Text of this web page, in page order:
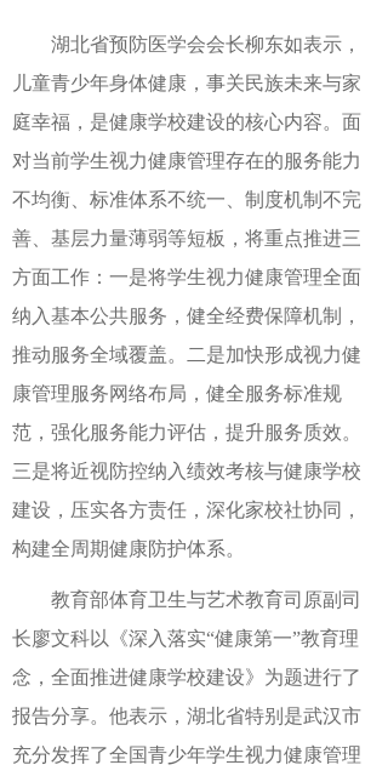
湖北省预防医学会会长柳东如表示，
儿童青少年身体健康，事关民族未来与家
庭幸福，是健康学校建设的核心内容。面
对当前学生视力健康管理存在的服务能力
不均衡、 标准体系不统一、 制度机制不完
善、 基层力量薄弱等短板 ， 将重点推进三
方面工作 ： 一是将学生视力健康管理全面
纳入基本公共服务，健全经费保障机制
，
推动服务全域覆盖。二是加快形成视力健
康管理服务网络布局 ，健全服务标准规
范，强化服务能力评估，提升服务质效。
三是将近视防控纳入绩效考核与健康学校
建设，压实各方责任， 深化家校社协同，
构建全周期健康防护体系。
教育部体育卫生与艺术教育司 原副司
长廖文科以《深入落实“健康第一”教育理
念，全面推进健康学校建设》为题进行了
报告分享。他表示， 湖北省特别 是武汉市
充分发挥了全国青少年学生视力健康管理